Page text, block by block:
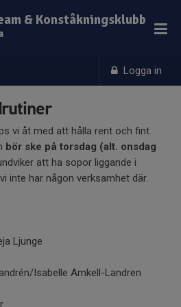
Logga in
& Konståkningsklubb
vi åt med att hålla rent och fint
bör ske på torsdag (alt. onsdag
att ha sopor liggande i
inte har någon verksamhet där.
Ljunge
Isabelle Amkell-Landren